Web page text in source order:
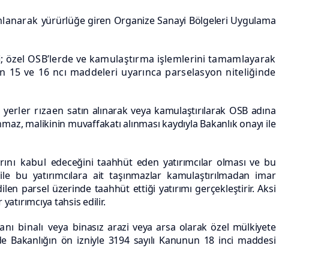
yürürlüğe giren Organize Sanayi Bölgeleri Uygulama
OSB’lerde ve kamulaştırma işlemlerini tamamlayarak
15 ve 16 ncı maddeleri uyarınca parselasyon niteliğinde
yerler rızaensatın alınarak veya kamulaştırılarak OSB adına
malikinin muvaffakatı alınması kaydıyla Bakanlık onayı ile
kabul edeceğini taahhüt eden yatırımcılar olması ve bu
bu yatırımcılara ait taşınmazlar kamulaştırılmadan imar
parsel üzerinde taahhüt ettiği yatırımı gerçekleştirir. Aksi
tahsis edilir.
binalı veya binasız arazi veya arsa olarak özel mülkiyete
Bakanlığın ön izniyle 3194 sayılı Kanunun 18 inci maddesi